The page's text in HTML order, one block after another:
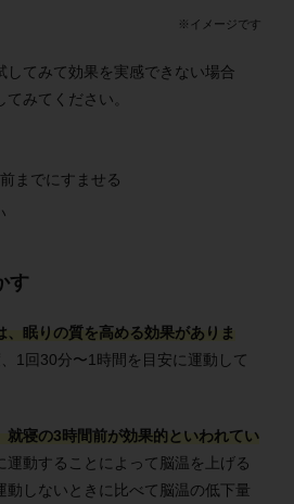
※イメージです
してみて効果を実感できない場合
みてください。
までにすませる
す
、眠りの質を高める効果がありま
1回30分〜1時間を目安に運動して
就寝の3時間前が効果的といわれてい
運動することによって脳温を上げる
動しないときに比べて脳温の低下量